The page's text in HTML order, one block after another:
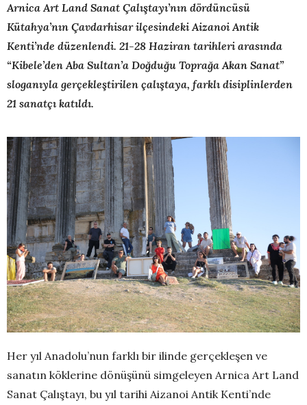
Arnica Art Land Sanat Çalıştayı’nın dördüncüsü
Kütahya’nın Çavdarhisar ilçesindeki Aizanoi Antik
Kenti’nde düzenlendi. 21-28 Haziran tarihleri arasında
“Kibele’den Aba Sultan’a Doğduğu Toprağa Akan Sanat”
sloganıyla gerçekleştirilen çalıştaya, farklı disiplinlerden
21 sanatçı katıldı.
Her yıl Anadolu’nun farklı bir ilinde gerçekleşen ve
sanatın köklerine dönüşünü simgeleyen Arnica Art Land
Sanat Çalıştayı, bu yıl tarihi Aizanoi Antik Kenti’nde